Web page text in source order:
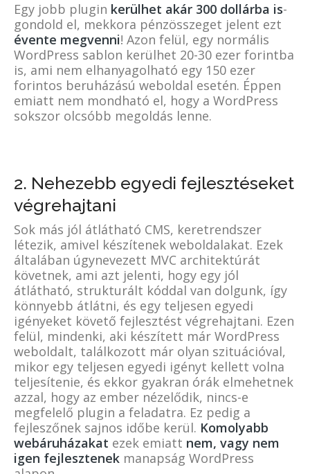
Egy jobb plugin kerülhet akár 300 dollárba is-
gondold el, mekkora pénzösszeget jelent ezt
évente megvenni! Azon felül, egy normális
WordPress sablon kerülhet 20-30 ezer forintba
is, ami nem elhanyagolható egy 150 ezer
forintos beruházású weboldal esetén. Éppen
emiatt nem mondható el, hogy a WordPress
sokszor olcsóbb megoldás lenne.
2. Nehezebb egyedi fejlesztéseket
végrehajtani
Sok más jól átlátható CMS, keretrendszer
létezik, amivel készítenek weboldalakat. Ezek
általában úgynevezett MVC architektúrát
követnek, ami azt jelenti, hogy egy jól
átlátható, strukturált kóddal van dolgunk, így
könnyebb átlátni, és egy teljesen egyedi
igényeket követő fejlesztést végrehajtani. Ezen
felül, mindenki, aki készített már WordPress
weboldalt, találkozott már olyan szituációval,
mikor egy teljesen egyedi igényt kellett volna
teljesítenie, és ekkor gyakran órák elmehetnek
azzal, hogy az ember nézelődik, nincs-e
megfelelő plugin a feladatra. Ez pedig a
fejleszőnek sajnos időbe kerül. Komolyabb
webáruházakat ezek emiatt nem, vagy nem
igen fejlesztenek manapság WordPress